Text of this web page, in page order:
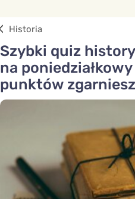
Historia
Szybki quiz
na
punktów